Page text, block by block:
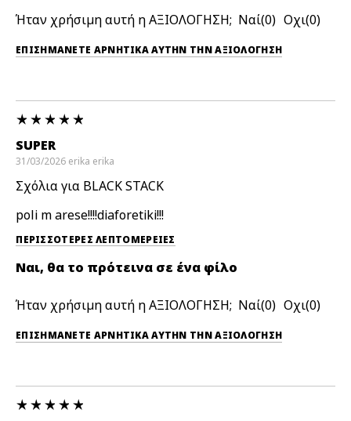
Ήταν χρήσιμη αυτή η ΑΞΙΟΛΟΓΗΣΗ; 0 0
ΕΠΙΣΗΜΆΝΕΤΕ ΑΡΝΗΤΙΚΆ ΑΥΤΉΝ ΤΗΝ ΑΞΙΟΛΟΓΗΣΗ
SUPER
31/03/2026 erika erika
Σχόλια για BLACK STACK
poli m arese!!!!diaforetiki!!!
ΠΕΡΙΣΣΌΤΕΡΕΣ ΛΕΠΤΟΜΈΡΕΙΕΣ
Ναι, θα το πρότεινα σε ένα φίλο
Ήταν χρήσιμη αυτή η ΑΞΙΟΛΟΓΗΣΗ; 0 0
ΕΠΙΣΗΜΆΝΕΤΕ ΑΡΝΗΤΙΚΆ ΑΥΤΉΝ ΤΗΝ ΑΞΙΟΛΟΓΗΣΗ